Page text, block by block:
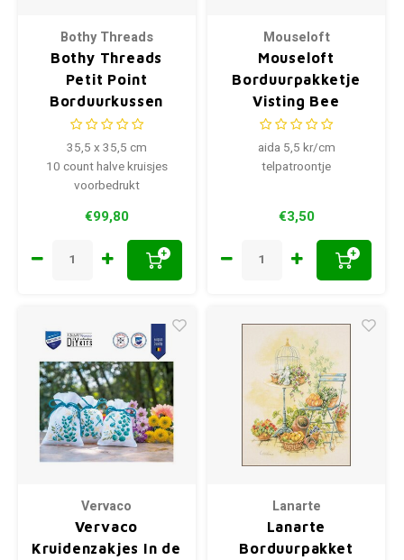
Bothy Threads
Bothy Threads
Petit Point
Borduurkussen
Spring Blue Tits
Tapestry
35,5 x 35,5 cm
10 count halve kruisjes
voorbedrukt
€99,80
+
Mouseloft
Mouseloft
Borduurpakketje
Visting Bee
aida 5,5 kr/cm
telpatroontje
€3,50
+
Vervaco
Vervaco
Kruidenzakjes In de
Lanarte
Lanarte
Borduurpakket